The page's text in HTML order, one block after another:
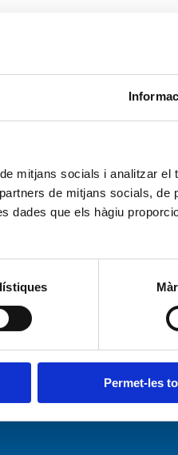
mitjans socials i analitzar el
de mitjans socials, de
dades que els hàgiu
Permet-les